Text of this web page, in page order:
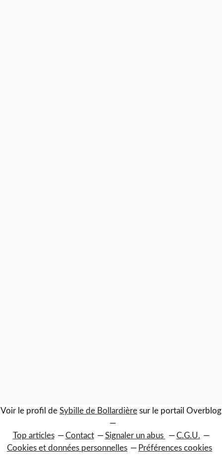
Voir le profil de Sybille de Bollardière sur le portail Overblog
Top articles Contact Signaler un abus
C.G.U.
Cookies et données personnelles
Préférences cookies